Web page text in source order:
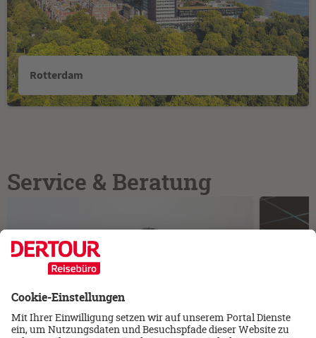
Rotterdam
Service & Beratung